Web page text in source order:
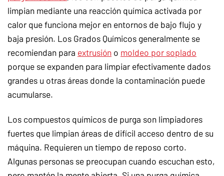
limpian mediante una reacción química activada por
calor que funciona mejor en entornos de bajo flujo y
baja presión. Los Grados Químicos generalmente se
recomiendan para extrusión o moldeo por soplado
porque se expanden para limpiar efectivamente dados
grandes u otras áreas donde la contaminación puede
acumularse.
Los compuestos químicos de purga son limpiadores
fuertes que limpian áreas de difícil acceso dentro de su
máquina. Requieren un tiempo de reposo corto.
Algunas personas se preocupan cuando escuchan esto,